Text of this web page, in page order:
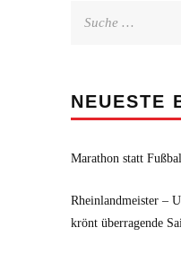
NEUESTE
Marathon statt
Rheinlandmeister –
krönt überragende